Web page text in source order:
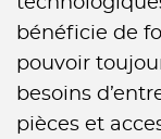
bénéficie de
pouvoir
besoins
pièces et